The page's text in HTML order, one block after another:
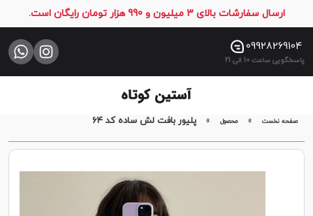
ارسال سفارشات بالای 3 میلیون و 990 هزار تومان رایگان است.
09928269104
پاسخگویی ساعت 10 الی 21
صفحه
نخست
فروشگاه
صفحه نخست » محصول » پلیور بافت لش ساده کد ۶۴